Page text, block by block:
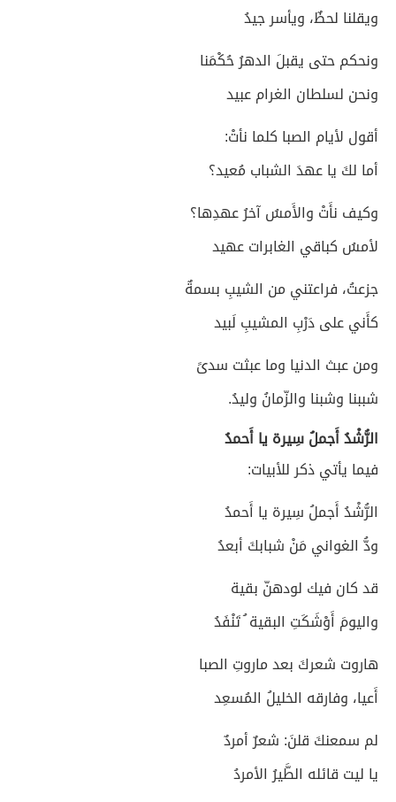
ويقلنا لحظٌ، ويأسر جيدُ
ونحكم حتى يقبلَ الدهرُ حُكْمَنا
ونحن لسلطان الغرام عبيد
أقول لأيام الصبا كلما نأتْ:
أما لكَ يا عهدَ الشباب مُعيد؟
وكيف نأَتْ والأَمسُ آخرُ عهدِها؟
لأمسُ كباقي الغابرات عهيد
جزعتُ، فراعتني من الشيبِ بسمةٌ
كأَني على دَرْبِ المشيبِ لَبيد
ومن عبث الدنيا وما عبثت سدىً
شببنا وشبنا والزّمانُ وليدُ.
الرُّشْدُ أَجملُ سِيرة يا أَحمدُ
فيما يأتي ذكر للأبيات:
الرُّشْدُ أَجملُ سِيرة يا أَحمدُ
ودُّ الغواني مَنْ شبابكَ أبعدُ
قد كان فيك لودهنّ بقية
واليومَ أَوْشَكَتِ البقية ُ تَنْفَدُ
هاروت شعركَ بعد ماروتِ الصبا
أَعيا، وفارقه الخليلُ المُسعِد
لم سمعنكَ قلنَ: شعرٌ أمردٌ
يا ليت قائله الطَّيرُ الأمردُ